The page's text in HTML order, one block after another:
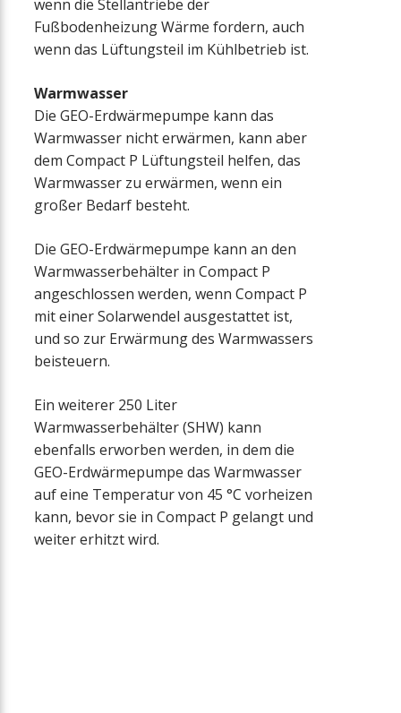
wenn die Stellantriebe der
Fußbodenheizung Wärme fordern, auch
wenn das Lüftungsteil im Kühlbetrieb ist.
Warmwasser
Die GEO-Erdwärmepumpe kann das
Warmwasser nicht erwärmen, kann aber
dem Compact P Lüftungsteil helfen, das
Warmwasser zu erwärmen, wenn ein
großer Bedarf besteht.
Die GEO-Erdwärmepumpe kann an den
Warmwasserbehälter in Compact P
angeschlossen werden, wenn Compact P
mit einer Solarwendel ausgestattet ist,
und so zur Erwärmung des Warmwassers
beisteuern.
Ein weiterer 250 Liter
Warmwasserbehälter (SHW) kann
ebenfalls erworben werden, in dem die
GEO-Erdwärmepumpe das Warmwasser
auf eine Temperatur von 45 °C vorheizen
kann, bevor sie in Compact P gelangt und
weiter erhitzt wird.